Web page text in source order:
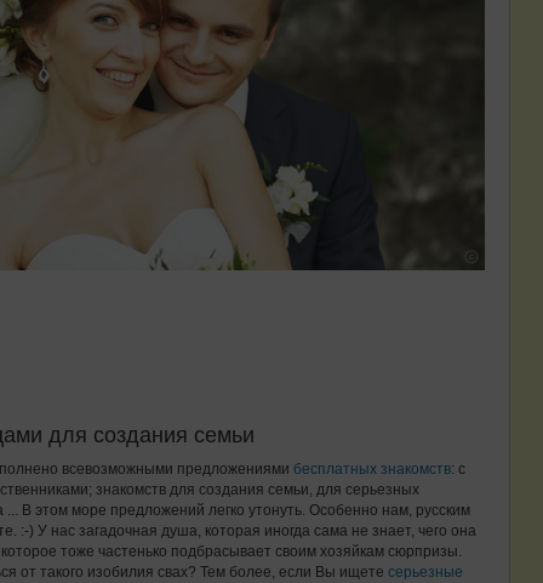
для создания семьи
всевозможными предложениями бесплатных знакомств: с
знакомств для создания семьи, для серьезных
В этом море предложений легко утонуть. Особенно нам, русским
:-) У нас загадочная душа, которая иногда сама не знает, чего она
тоже частенько подбрасывает своим хозяйкам сюрпризы.
от такого изобилия свах? Тем более, если Вы ищете серьезные